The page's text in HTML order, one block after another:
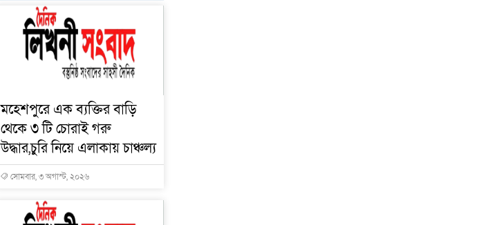
মহেশপুরে এক ব্যক্তির বাড়ি
থেকে ৩ টি চোরাই গরু
উদ্ধার,চুরি নিয়ে এলাকায় চাঞ্চল্য
সোমবার, ৩ অগাস্ট, ২০২৬